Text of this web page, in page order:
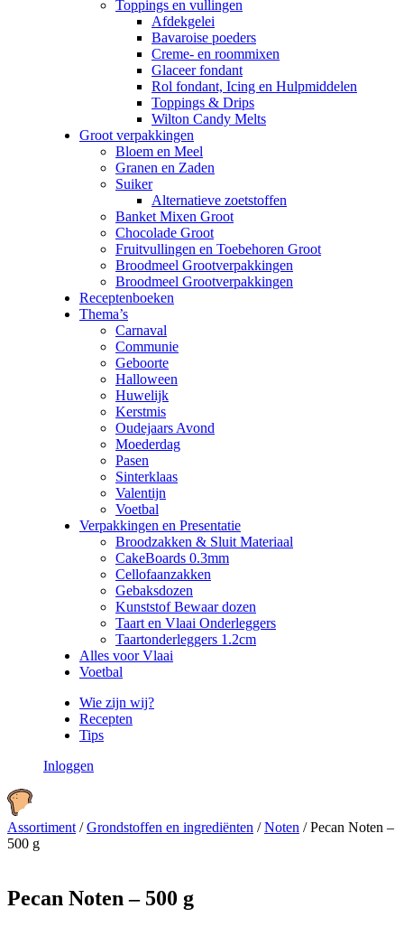
Toppings en vullingen
Afdekgelei
Bavaroise poeders
Creme- en roommixen
Glaceer fondant
Rol fondant, Icing en Hulpmiddelen
Toppings & Drips
Wilton Candy Melts
Groot verpakkingen
Bloem en Meel
Granen en Zaden
Suiker
Alternatieve zoetstoffen
Banket Mixen Groot
Chocolade Groot
Fruitvullingen en Toebehoren Groot
Broodmeel Grootverpakkingen
Broodmeel Grootverpakkingen
Receptenboeken
Thema’s
Carnaval
Communie
Geboorte
Halloween
Huwelijk
Kerstmis
Oudejaars Avond
Moederdag
Pasen
Sinterklaas
Valentijn
Voetbal
Verpakkingen en Presentatie
Broodzakken & Sluit Materiaal
CakeBoards 0.3mm
Cellofaanzakken
Gebaksdozen
Kunststof Bewaar dozen
Taart en Vlaai Onderleggers
Taartonderleggers 1.2cm
Alles voor Vlaai
Voetbal
Wie zijn wij?
Recepten
Tips
Inloggen
Assortiment /Grondstoffen en ingrediënten /Noten /Pecan Noten –
500 g
Pecan Noten – 500 g